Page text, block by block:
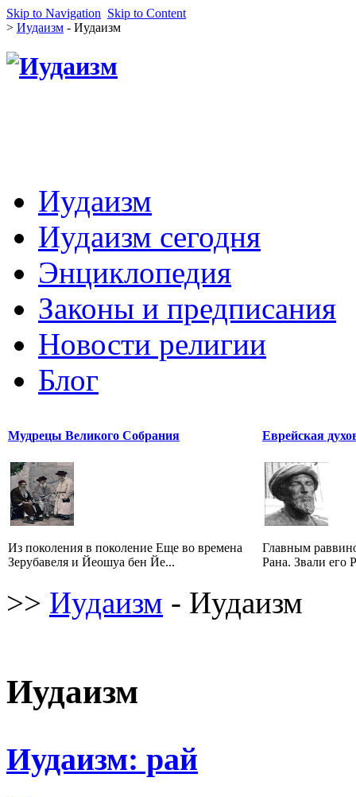
Skip to Navigation Skip to Content
> Иудаизм - Иудаизм
Иудаизм
Иудаизм сегодня
Энциклопедия
Законы и предписания
Новости религии
Блог
Мудрецы Великого Собрания
Из поколения в поколение Еще во времена
Зерубавеля и Йеошуа бен Йе...
Еврейская
Главным
Рана. Звали его
>> Иудаизм - Иудаизм
Иудаизм
Иудаизм: рай